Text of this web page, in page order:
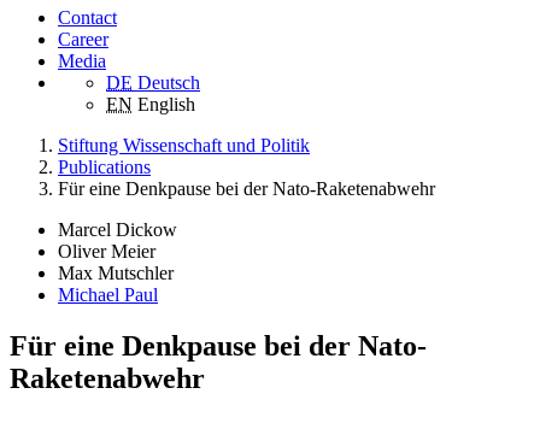
Contact
Career
Media
DE Deutsch
EN English
Stiftung Wissenschaft und Politik
Publications
Für eine Denkpause bei der Nato-Raketenabwehr
Marcel Dickow
Oliver Meier
Max Mutschler
Michael Paul
Für eine Denkpause bei der Nato-
Raketenabwehr